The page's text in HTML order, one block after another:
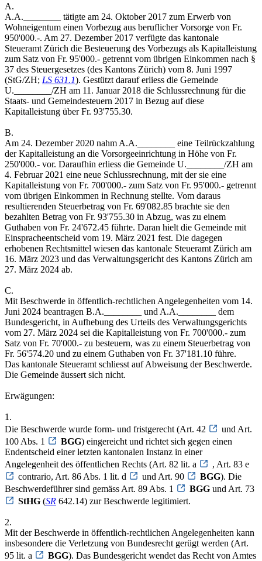
A.
A.A.________ tätigte am 24. Oktober 2017 zum Erwerb von
Wohneigentum einen Vorbezug aus beruflicher Vorsorge von Fr.
950'000.-. Am 27. Dezember 2017 verfügte das kantonale
Steueramt Zürich die Besteuerung des Vorbezugs als Kapitalleistung
zum Satz von Fr. 95'000.- getrennt vom übrigen Einkommen nach §
37 des Steuergesetzes (des Kantons Zürich) vom 8. Juni 1997
(StG/ZH; LS 631.1). Gestützt darauf erliess die Gemeinde
U.________/ZH am 11. Januar 2018 die Schlussrechnung für die
Staats- und Gemeindesteuern 2017 in Bezug auf diese
Kapitalleistung über Fr. 93'755.30.
B.
Am 24. Dezember 2020 nahm A.A.________ eine Teilrückzahlung
der Kapitalleistung an die Vorsorgeeinrichtung in Höhe von Fr.
250'000.- vor. Daraufhin erliess die Gemeinde U.________/ZH am
4. Februar 2021 eine neue Schlussrechnung, mit der sie eine
Kapitalleistung von Fr. 700'000.- zum Satz von Fr. 95'000.- getrennt
vom übrigen Einkommen in Rechnung stellte. Vom daraus
resultierenden Steuerbetrag von Fr. 69'082.85 brachte sie den
bezahlten Betrag von Fr. 93'755.30 in Abzug, was zu einem
Guthaben von Fr. 24'672.45 führte. Daran hielt die Gemeinde mit
Einspracheentscheid vom 19. März 2021 fest. Die dagegen
erhobenen Rechtsmittel wiesen das kantonale Steueramt Zürich am
16. März 2023 und das Verwaltungsgericht des Kantons Zürich am
27. März 2024 ab.
C.
Mit Beschwerde in öffentlich-rechtlichen Angelegenheiten vom 14.
Juni 2024 beantragen B.A.________ und A.A.________ dem
Bundesgericht, in Aufhebung des Urteils des Verwaltungsgerichts
vom 27. März 2024 sei die Kapitalleistung von Fr. 700'000.- zum
Satz von Fr. 70'000.- zu besteuern, was zu einem Steuerbetrag von
Fr. 56'574.20 und zu einem Guthaben von Fr. 37'181.10 führe.
Das kantonale Steueramt schliesst auf Abweisung der Beschwerde.
Die Gemeinde äussert sich nicht.
Erwägungen:
1.
Die Beschwerde wurde form- und fristgerecht (Art. 42
und Art.
100 Abs. 1
BGG) eingereicht und richtet sich gegen einen
Endentscheid einer letzten kantonalen Instanz in einer
Angelegenheit des öffentlichen Rechts (Art. 82 lit. a
, Art. 83 e
contrario, Art. 86 Abs. 1 lit. d
und Art. 90 BGG). Die
Beschwerdeführer sind gemäss Art. 89 Abs. 1
BGG und Art. 73
StHG (SR 642.14) zur Beschwerde legitimiert.
2.
Mit der Beschwerde in öffentlich-rechtlichen Angelegenheiten kann
insbesondere die Verletzung von Bundesrecht gerügt werden (Art.
95 lit. a
BGG). Das Bundesgericht wendet das Recht von Amtes